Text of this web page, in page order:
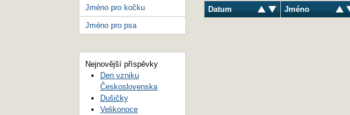
Datum Jméno
Jméno pro kočku
Jméno pro psa
Nejnovější příspěvky
Den vzniku
Československa
Dušičky
Velikonoce